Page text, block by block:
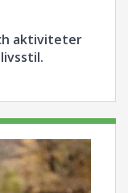
aktiviteter